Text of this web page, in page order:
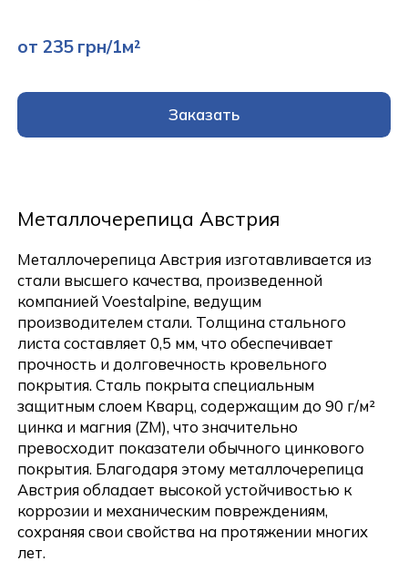
от 235 грн/1м²
Заказать
Металлочерепица Австрия
Металлочерепица Австрия изготавливается из
стали высшего качества, произведенной
компанией Voestalpine, ведущим
производителем стали. Толщина стального
листа составляет 0,5 мм, что обеспечивает
прочность и долговечность кровельного
покрытия. Сталь покрыта специальным
защитным слоем Кварц, содержащим до 90 г/м²
цинка и магния (ZM), что значительно
превосходит показатели обычного цинкового
покрытия. Благодаря этому металлочерепица
Австрия обладает высокой устойчивостью к
коррозии и механическим повреждениям,
сохраняя свои свойства на протяжении многих
лет.